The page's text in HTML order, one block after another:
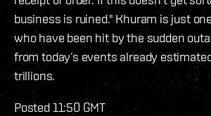
business is ruined." Khuram is just
who have been hit by the sudden
from today’s events already
trillions.
Posted 11:50 GMT